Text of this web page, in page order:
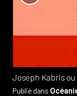
Joseph Kabris ou
Publié dans